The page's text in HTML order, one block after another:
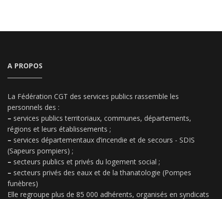
A PROPOS
La Fédération CGT des services publics rassemble les
personnels des :
– services publics territoriaux, communes, départements,
régions et leurs établissements ;
– services départementaux d’incendie et de secours - SDIS
(Sapeurs pompiers) ;
– secteurs publics et privés du logement social ;
– secteurs privés des eaux et de la thanatologie (Pompes
funèbres)
Elle regroupe plus de 85 000 adhérents, organisés en syndicats